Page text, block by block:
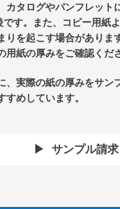
カタログやパンフレット
です。また、コピー用紙
りを起こす場合がありま
用紙の厚みをご確認くだ
、実際の紙の厚みをサン
すめしています。
サンプル請求